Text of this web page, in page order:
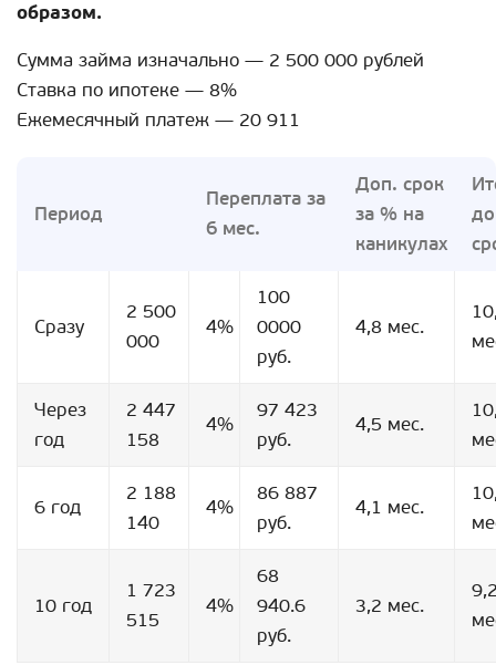
образом.
Сумма займа изначально — 2 500 000 рублей
Ставка по ипотеке — 8%
Ежемесячный платеж — 20 911
Период
Переплата за
6 мес.
Доп. срок
за % на
каникулах
Сразу
2 500
000
4%
100
0000
руб.
4,8 мес.
Через
год
2 447
158
4%
97 423
руб.
4,5 мес.
6 год
2 188
140
4%
86 887
руб.
4,1 мес.
10 год
1 723
515
4%
68
940.6
руб.
3,2 мес.